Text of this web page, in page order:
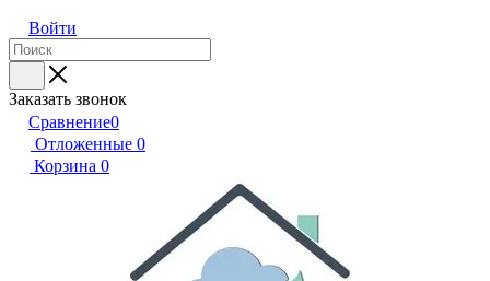
Войти
Заказать звонок
Сравнение0
Отложенные 0
Корзина 0